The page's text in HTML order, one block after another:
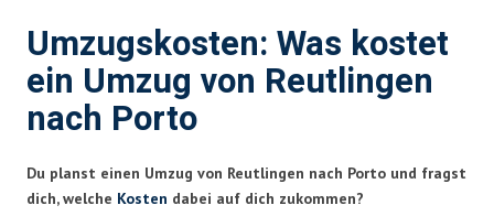
Umzugskosten: Was kostet
ein Umzug von Reutlingen
nach Porto
Du planst einen Umzug von Reutlingen nach Porto und fragst
dich, welche Kosten dabei auf dich zukommen?